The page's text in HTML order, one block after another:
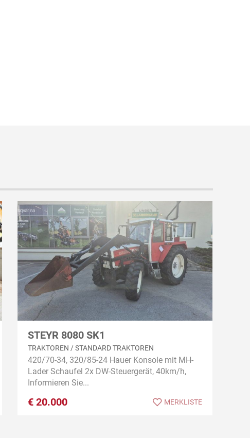
STEYR 8080 SK1
TRAKTOREN / STANDARD TRAKTOREN
420/70-34, 320/85-24 Hauer Konsole mit MH-
Lader Schaufel 2x DW-Steuergerät, 40km/h,
Informieren Sie...
€ 20.000 MERKLISTE